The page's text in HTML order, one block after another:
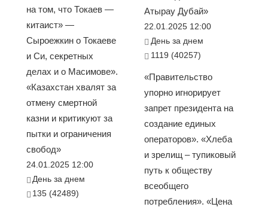
на том, что Токаев —
китаист» —
Сыроежкин о Токаеве
и Си, секретных
делах и о Масимове».
«Казахстан хвалят за
отмену смертной
казни и критикуют за
пытки и ограничения
свобод»
24.01.2025 12:00
День за днем
135 (42489)
Атырау Дубай»
22.01.2025 12:00
День за днем
1119 (40257)
«Правительство
упорно игнорирует
запрет президента на
создание единых
операторов». «Хлеба
и зрелищ – тупиковый
путь к обществу
всеобщего
потребления». «Цена